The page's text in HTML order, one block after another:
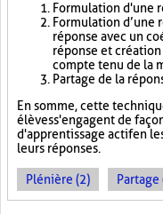
Formulation d'une
Formulation d’une
réponse avec un
réponse et
compte tenu de la
Partage de la
En somme, cette
élèves s'engagent de
d'apprentissage actif en
leurs réponses.
Plénière (2) Partage